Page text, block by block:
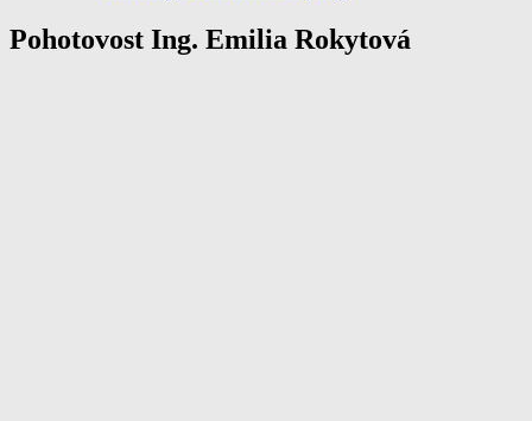
Pohotovost Ing. Emilia Rokytová